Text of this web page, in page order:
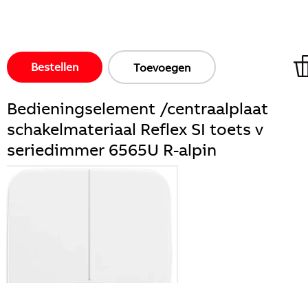
Bestellen Toevoegen
Bedieningselement /centraalplaat
schakelmateriaal Reflex SI toets v
seriedimmer 6565U R-alpin